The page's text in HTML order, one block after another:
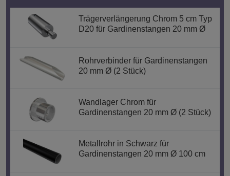
Trägerverlängerung Chrom 5 cm Typ
D20 für Gardinenstangen 20 mm Ø
Rohrverbinder für Gardinenstangen
20 mm Ø (2 Stück)
Wandlager Chrom für
Gardinenstangen 20 mm Ø (2 Stück)
Metallrohr in Schwarz für
Gardinenstangen 20 mm Ø 100 cm